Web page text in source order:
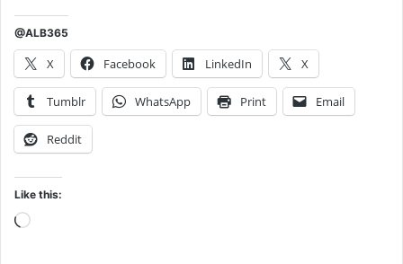
@ALB365
X Facebook LinkedIn X
Tumblr WhatsApp Print Email
Reddit
Like this:
Loading…